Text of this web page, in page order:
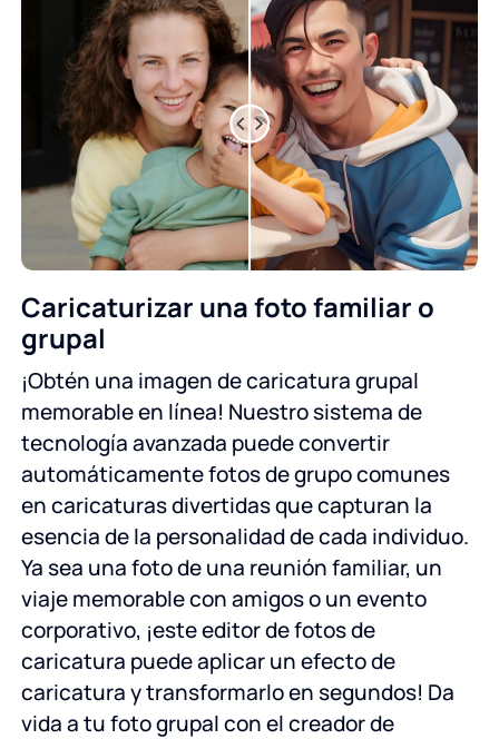
Caricaturizar una foto familiar o
grupal
¡Obtén una imagen de caricatura grupal
memorable en línea! Nuestro sistema de
tecnología avanzada puede convertir
automáticamente fotos de grupo comunes
en caricaturas divertidas que capturan la
esencia de la personalidad de cada individuo.
Ya sea una foto de una reunión familiar, un
viaje memorable con amigos o un evento
corporativo, ¡este editor de fotos de
caricatura puede aplicar un efecto de
caricatura y transformarlo en segundos! Da
vida a tu foto grupal con el creador de